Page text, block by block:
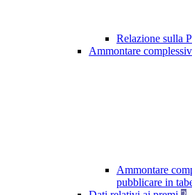
Relazione sulla
Ammontare
Ammontare
pubblicare in